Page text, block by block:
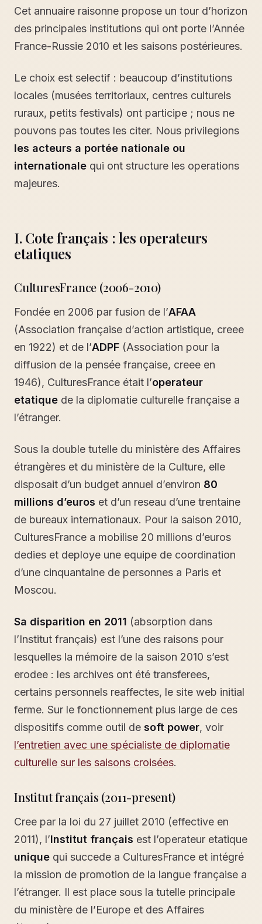
Cet annuaire raisonne propose un tour d’horizon
des principales institutions qui ont porte l’Année
France-Russie 2010 et les saisons postérieures.
Le choix est selectif : beaucoup d’institutions
locales (musées territoriaux, centres culturels
ruraux, petits festivals) ont participe ; nous ne
pouvons pas toutes les citer. Nous privilegions
les acteurs a portée nationale ou
internationale qui ont structure les operations
majeures.
I. Cote français : les operateurs
etatiques
CulturesFrance (2006-2010)
Fondée en 2006 par fusion de l’AFAA
(Association française d’action artistique, creee
en 1922) et de l’ADPF (Association pour la
diffusion de la pensée française, creee en
1946), CulturesFrance était l’operateur
etatique de la diplomatie culturelle française a
l’étranger.
Sous la double tutelle du ministère des Affaires
étrangères et du ministère de la Culture, elle
disposait d’un budget annuel d’environ 80
millions d’euros et d’un reseau d’une trentaine
de bureaux internationaux. Pour la saison 2010,
CulturesFrance a mobilise 20 millions d’euros
dedies et deploye une equipe de coordination
d’une cinquantaine de personnes a Paris et
Moscou.
Sa disparition en 2011 (absorption dans
l’Institut français) est l’une des raisons pour
lesquelles la mémoire de la saison 2010 s’est
erodee : les archives ont été transferees,
certains personnels reaffectes, le site web initial
ferme. Sur le fonctionnement plus large de ces
dispositifs comme outil de soft power, voir
l’entretien avec une spécialiste de diplomatie
culturelle sur les saisons croisées.
Institut français (2011-present)
Cree par la loi du 27 juillet 2010 (effective en
2011), l’Institut français est l’operateur etatique
unique qui succede a CulturesFrance et intégré
la mission de promotion de la langue française a
l’étranger. Il est place sous la tutelle principale
du ministère de l’Europe et des Affaires